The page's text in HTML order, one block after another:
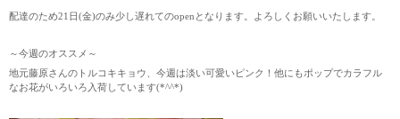
配達のため21日(金)のみ少し遅れてのopenとなります。よろしくお願いいたします。
～今週のオススメ～
地元藤原さんのトルコキキョウ、今週は淡い可愛いピンク！他にもポップでカラフル
なお花がいろいろ入荷しています(*^^*)